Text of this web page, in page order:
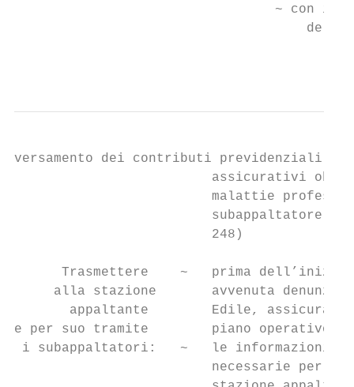
~ con il
versamento dei contributi previdenziali
assicurativi
malattie
subappaltatore
                         248)
Trasmettere    ~   prima
alla stazione       avvenuta
appaltante        Edile,
e per suo tramite        piano operativo
i subappaltatori:   ~   le informazioni,
necessarie per